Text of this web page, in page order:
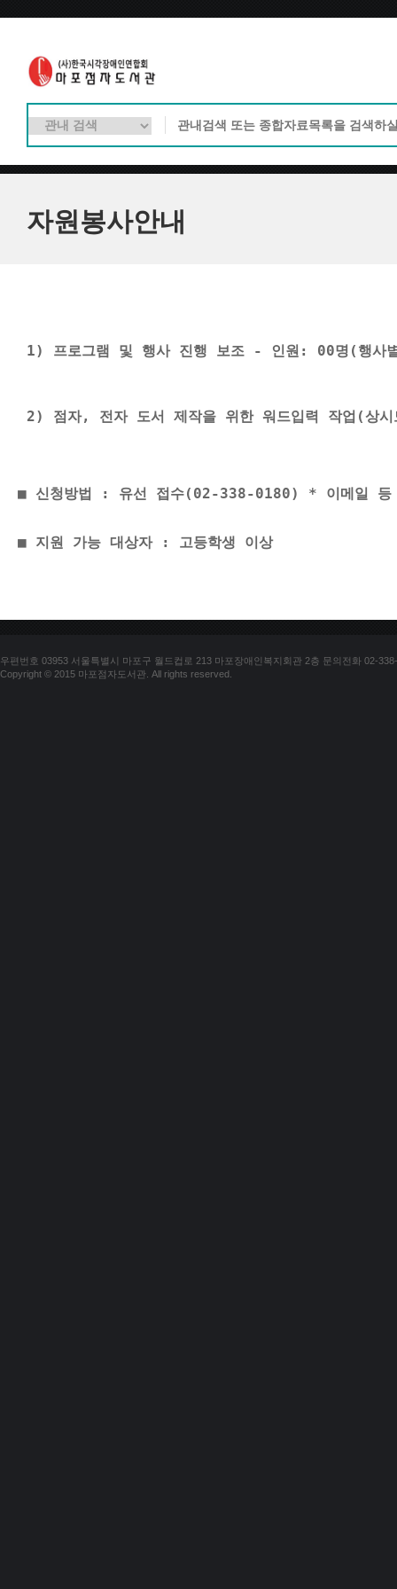
자원봉사안내
1) 프로그램 및 행사 진행 보조 - 인원: 00명(행
2) 점자, 전자 도서 제작을 위한 워드입력 작업(상
■ 신청방법 : 유선 접수(02-338-0180) * 이메일 등
■ 지원 가능 대상자 : 고등학생 이상
우편번호 03953 서울특별시 마포구 월드컵로 213 마포장애인복지회관 2층 문의전화 02-
Copyright © 2015 마포점자도서관. All rights reserved.